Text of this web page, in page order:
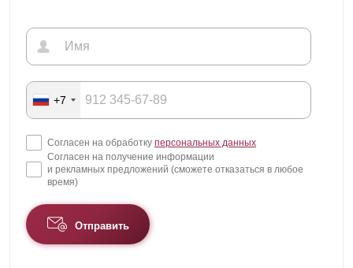
+7
Согласен на обработку персональных данных
Согласен на получение информации
и рекламных предложений (сможете отказаться в любое
время)
Отправить